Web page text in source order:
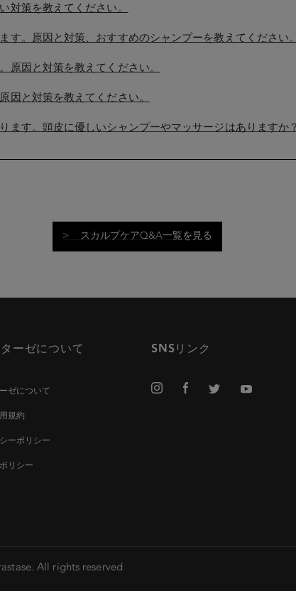
対策を教えてください。
す。原因と対策、おすすめのシャンプーを教えてください
原因と対策を教えてください。
因と対策を教えてください。
ます。頭皮に優しいシャンプーやマッサージはありますか
> スカルプケアQ&A一覧を見る
ーゼについて
ゼについて
規約
ーポリシー
リシー
SNSリンク
All rights reserved